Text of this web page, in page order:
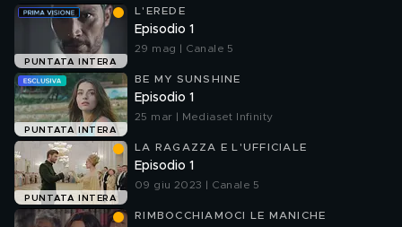
PUNTATA INTERA
L'EREDE
Episodio 1
29 mag | Canale 5
PUNTATA INTERA
BE MY SUNSHINE
Episodio 1
25 mar | Mediaset Infinity
PUNTATA INTERA
LA RAGAZZA E L'UFFICIALE
Episodio 1
09 giu 2023 | Canale 5
RIMBOCCHIAMOCI LE MANICHE